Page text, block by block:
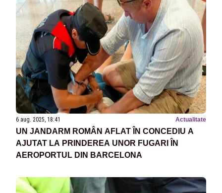
6 aug. 2025, 18:41 Actualitate
UN JANDARM ROMÂN AFLAT ÎN CONCEDIU A
AJUTAT LA PRINDEREA UNOR FUGARI ÎN
AEROPORTUL DIN BARCELONA